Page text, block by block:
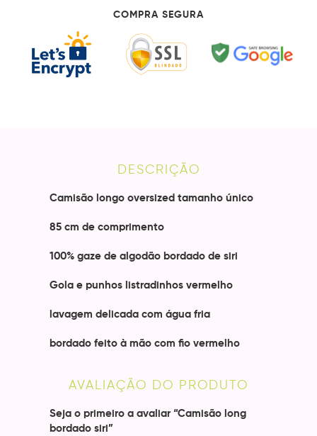
COMPRA SEGURA
DESCRIÇÃO
Camisão longo oversized tamanho único
85 cm de comprimento
100% gaze de algodão bordado de siri
Gola e punhos listradinhos vermelho
lavagem delicada com água fria
bordado feito à mão com fio vermelho
AVALIAÇÃO DO PRODUTO
Seja o primeiro a avaliar “Camisão long
bordado siri”